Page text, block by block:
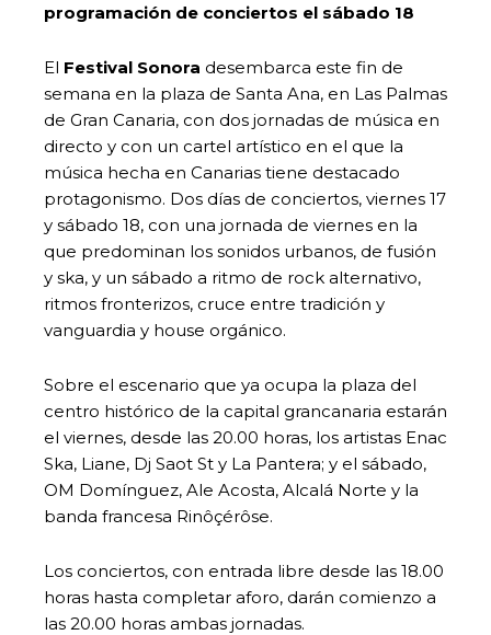
programación de conciertos el sábado 18
El Festival Sonora desembarca este fin de
semana en la plaza de Santa Ana, en Las Palmas
de Gran Canaria, con dos jornadas de música en
directo y con un cartel artístico en el que la
música hecha en Canarias tiene destacado
protagonismo. Dos días de conciertos, viernes 17
y sábado 18, con una jornada de viernes en la
que predominan los sonidos urbanos, de fusión
y ska, y un sábado a ritmo de rock alternativo,
ritmos fronterizos, cruce entre tradición y
vanguardia y house orgánico.
Sobre el escenario que ya ocupa la plaza del
centro histórico de la capital grancanaria estarán
el viernes, desde las 20.00 horas, los artistas Enac
Ska, Liane, Dj Saot St y La Pantera; y el sábado,
OM Domínguez, Ale Acosta, Alcalá Norte y la
banda francesa Rinôçérôse.
Los conciertos, con entrada libre desde las 18.00
horas hasta completar aforo, darán comienzo a
las 20.00 horas ambas jornadas.